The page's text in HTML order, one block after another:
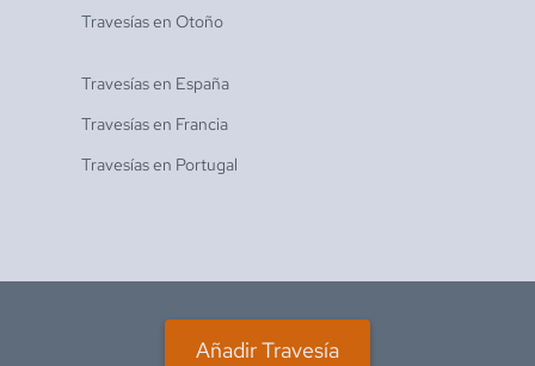
Travesías en Otoño
Travesías en España
Travesías en Francia
Travesías en Portugal
Añadir Travesía